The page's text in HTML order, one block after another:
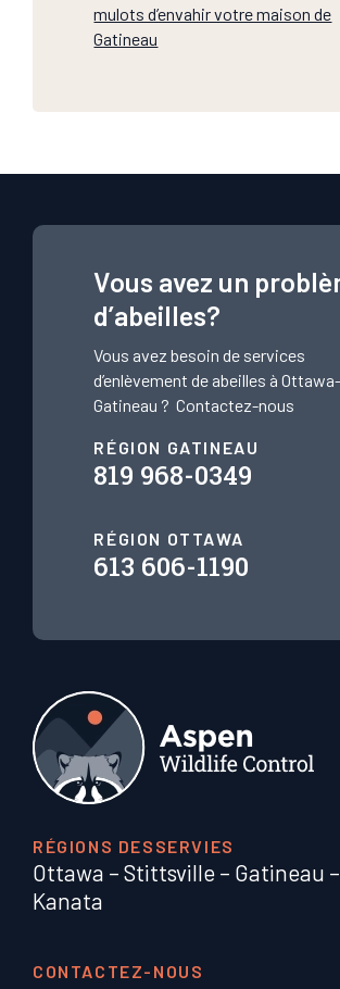
mulots d’envahir votre maison de
Gatineau
Vous avez un
d’abeilles?
Vous avez besoin de services
d’enlèvement de abeilles à Ottawa-
Gatineau ?Contactez-nous
RÉGION GATINEAU
819 968-0349
RÉGION OTTAWA
613 606-1190
RÉGIONS DESSERVIES
Ottawa – Stittsville – Gatineau –
Kanata
CONTACTEZ-NOUS